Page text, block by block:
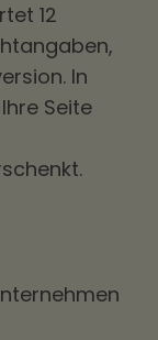
12
In
Seite